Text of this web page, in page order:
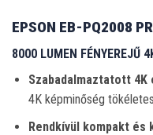
EPSON EB-PQ2008
8000 LUMEN FÉNYEREJŰ
Szabadalmaztatott
4K képminőség
Rendkívül kompakt és